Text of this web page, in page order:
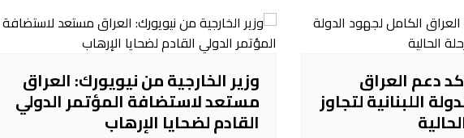
دعم العراق
اللبنانية لتجاوز
وزير الخارجية من نيويورك: العراق
مستعد لاستضافة المؤتمر الدولي
القادم لضحايا الإرهاب